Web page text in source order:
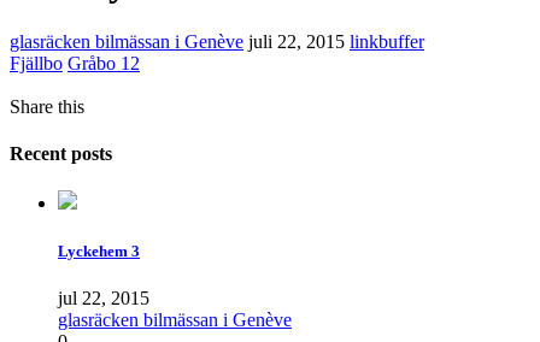
glasräcken bilmässan i Genève juli 22, 2015 linkbuffer
Fjällbo Gråbo 12
Share this
Recent posts
Lyckehem 3
jul 22, 2015
glasräcken bilmässan i Genève